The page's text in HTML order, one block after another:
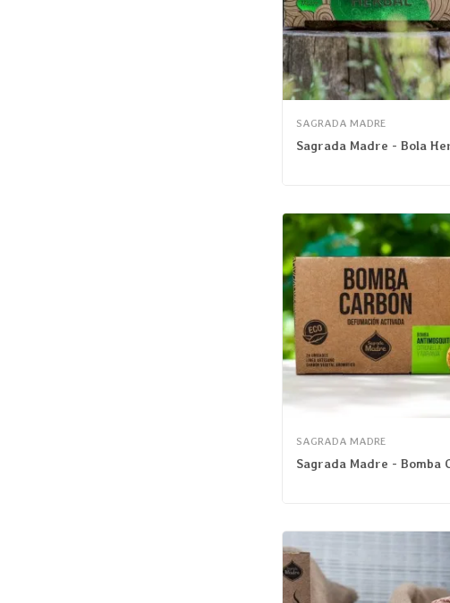
SAGRADA MADRE
SAGRADA MADRE